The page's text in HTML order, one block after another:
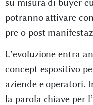
su misura di buyer
potranno attivare
pre o post
L’evoluzione entra
concept espositivo
aziende e operatori.
la parola chiave per